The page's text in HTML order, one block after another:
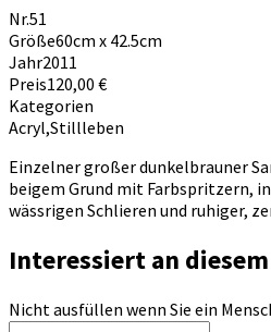
Nr.51
Größe60cm x 42.5cm
Jahr2011
Preis120,00 €
Kategorien
Acryl,Stillleben
Einzelner großer dunkelbrauner
beigem Grund mit Farbspritzern,
wässrigen Schlieren und ruhiger,
Interessiert an
Nicht ausfüllen wenn Sie ein